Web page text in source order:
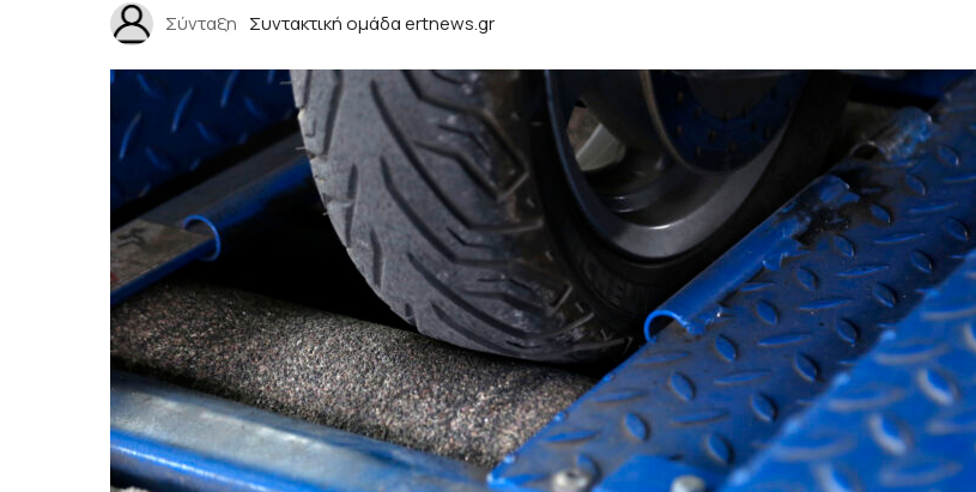
Σύνταξη Συντακτική ομάδα ertnews.gr